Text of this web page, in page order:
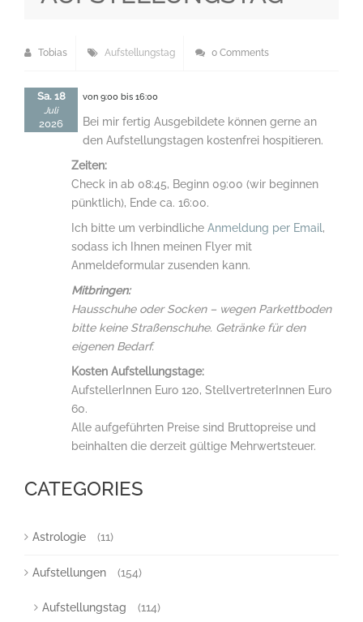
Tobias Aufstellungstag 0 Comments
Sa. 18
Juli
2026
von 9:00 bis 16:00
Bei mir fertig Ausgebildete können gerne an
den Aufstellungstagen kostenfrei hospitieren.
Zeiten:
Check in ab 08:45, Beginn 09:00 (wir beginnen
pünktlich), Ende ca. 16:00.
Ich bitte um verbindliche Anmeldung per Email ,
sodass ich Ihnen meinen Flyer mit
Anmeldeformular zusenden kann.
Mitbringen:
Hausschuhe oder Socken – wegen Parkettboden
bitte keine Straßenschuhe. Getränke für den
eigenen Bedarf.
Kosten Aufstellungstage:
AufstellerInnen Euro 120, StellvertreterInnen Euro
60.
Alle aufgeführten Preise sind Bruttopreise und
beinhalten die derzeit gültige Mehrwertsteuer.
CATEGORIES
Astrologie (11)
Aufstellungen (154)
Aufstellungstag (114)